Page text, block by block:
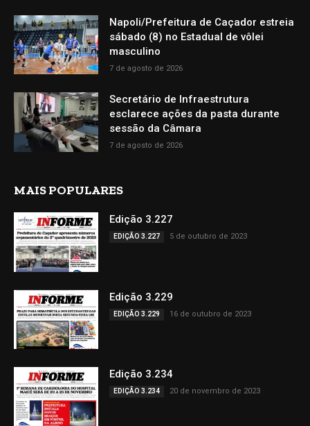
Napoli/Prefeitura de Caçador estreia
sábado (8) no Estadual de vôlei
masculino
7 de agosto de 2026
Secretário de Infraestrutura
esclarece ações da pasta durante
sessão da Câmara
7 de agosto de 2026
MAIS POPULARES
Edição 3.227
EDIÇÃO 3.227 5 de outubro de 2023
Edição 3.229
EDIÇÃO 3.229 16 de outubro de 2023
Edição 3.234
EDIÇÃO 3.234 20 de novembro de 2023